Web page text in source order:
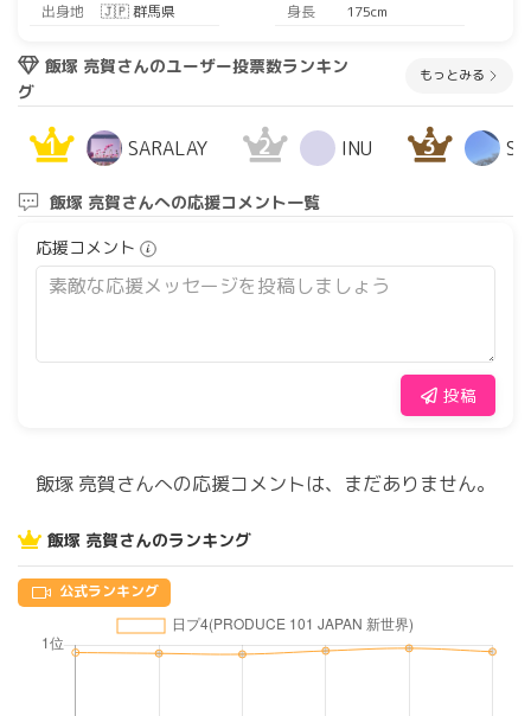
出身地
🇯🇵 群馬県 身長 175cm
飯塚 亮賀さんのユーザー投票数ランキン
グ
もっとみる
1 SARALAY 2 INU 3
飯塚 亮賀さんへの応援コメント一覧
応援コメント
投稿
飯塚 亮賀さんへの応援コメントは、まだありません。
飯塚 亮賀さんのランキング
公式ランキング